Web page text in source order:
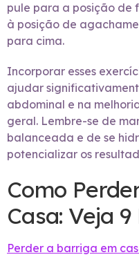
pule para a posição de
à posição de
para cima.
Incorporar esses
ajudar
abdominal e na
geral. Lembre-se de
balanceada e de se
potencializar os
Como
Casa: Veja 9
Perder a barriga em